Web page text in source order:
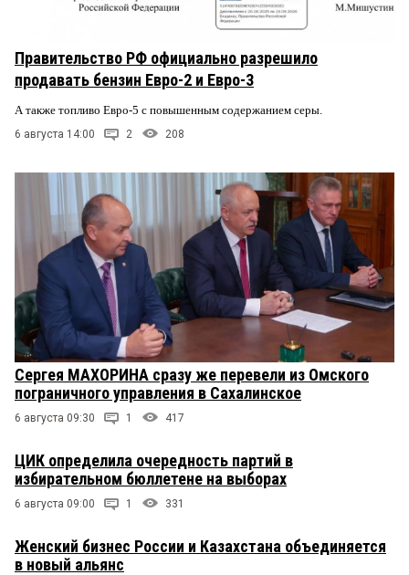
Правительство РФ официально разрешило
продавать бензин Евро-2 и Евро-3
А также топливо Евро-5 с повышенным содержанием серы.
6 августа 14:00 2 208
Сергея МАХОРИНА сразу же перевели из Омского
пограничного управления в Сахалинское
6 августа 09:30 1 417
ЦИК определила очередность партий в
избирательном бюллетене на выборах
6 августа 09:00 1 331
Женский бизнес России и Казахстана объединяется
в новый альянс